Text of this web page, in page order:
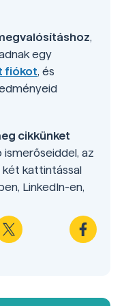
,
egy
fiókot, és
cikkünket
ismerőseiddel, az
két kattintással
LinkedIn-en,